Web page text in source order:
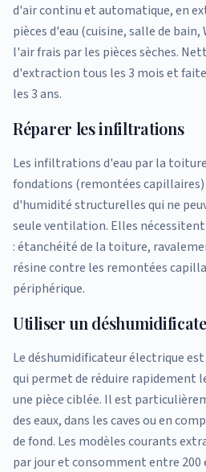
d'air continu et automatique, en
pièces d'eau (cuisine, salle de
l'air frais par les pièces sèches.
d'extraction tous les 3 mois et
les 3 ans.
Réparer les infiltrations
Les infiltrations d'eau par la
fondations (remontées capillaires)
d'humidité structurelles qui ne
seule ventilation. Elles
: étanchéité de la toiture,
résine contre les remontées
périphérique.
Utiliser un
Le déshumidificateur électrique
qui permet de réduire rapidement
une pièce ciblée. Il est
des eaux, dans les caves ou en
de fond. Les modèles courants
par jour et consomment entre 200